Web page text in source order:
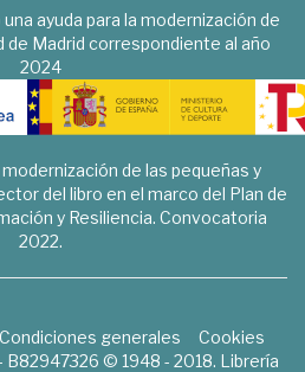
ayuda para la modernización de
de Madrid correspondiente al año
2024
de las pequeñas y
del libro en el marco del Plan de
y Resiliencia. Convocatoria
2022.
Condiciones generales
Cookies
B82947326 © 1948 - 2018. Librería